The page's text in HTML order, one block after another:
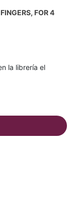
FOR 4
la librería el